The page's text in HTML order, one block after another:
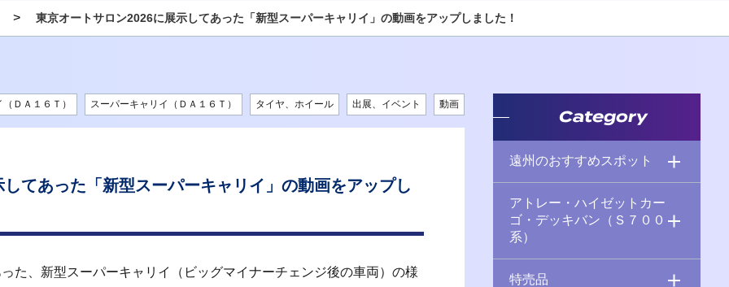
> 東京オートサロン2026に展示してあった「新型スーパーキャリイ」の動画をアップしました！
ＤＡ１６Ｔ） スーパーキャリイ（ＤＡ１６Ｔ） タイヤ、ホイール 出展、イベント 動画
てあった「新型スーパーキャリイ」の動画をアップし
た、新型スーパーキャリイ（ビッグマイナーチェンジ後の車両）の様
Category
遠州のおすすめスポット
アトレー・ハイゼットカー
ゴ・デッキバン（Ｓ７００
系）
特売品